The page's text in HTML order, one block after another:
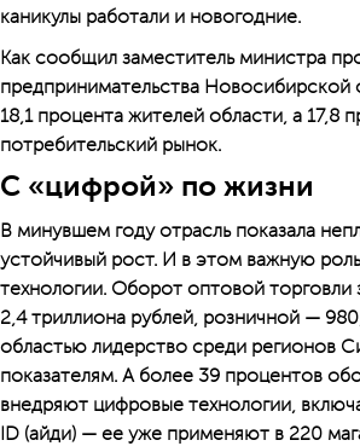
каникулы работали и новогодние.
Как сообщил заместитель министра
предпринимательства Новосибирской
18,1 процента жителей области, а 17,8
потребительский рынок.
С «цифрой» по жизни
В минувшем году отрасль показала
устойчивый рост. И в этом важную
технологии. Оборот оптовой торговли
2,4 триллиона рублей, розничной —
областью лидерство среди регионов
показателям. А более 39 процентов
внедряют цифровые технологии,
ID (айди) — ее уже применяют в 220